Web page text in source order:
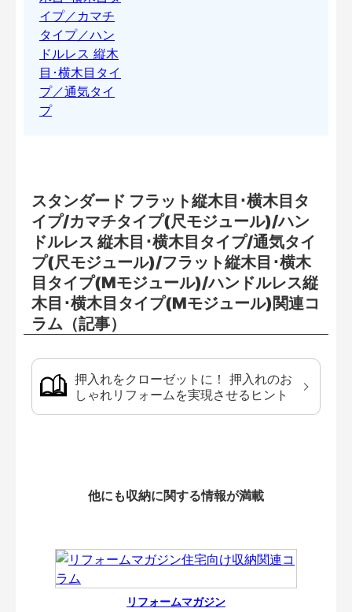
スタンダード フラット縦木目･横木目タ
イプ/カマチタイプ(尺モジュール)/ハン
ドルレス 縦木目･横木目タイプ/通気タイ
プ(尺モジュール)/フラット縦木目･横木
目タイプ(Mモジュール)/ハンドルレス縦
木目･横木目タイプ(Mモジュール)関連コ
ラム（記事）
押入れをクローゼットに！ 押入れのお
しゃれリフォームを実現させるヒント
他にも収納に関する情報が満載
リフォームマガジン